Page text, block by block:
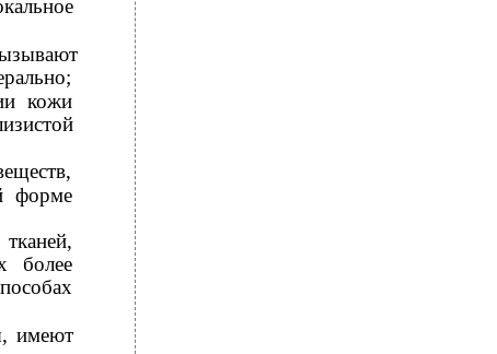
кожи
форме
более
имеют